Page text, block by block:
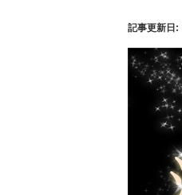
記事更新日: